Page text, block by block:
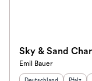
Sky & Sand
Emil Bauer
Herkunftsland